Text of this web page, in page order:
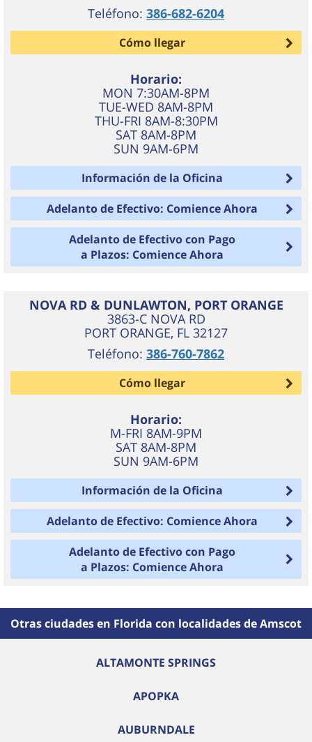
Teléfono: 386-682-6204
Cómo llegar
Horario:
MON 7:30AM-8PM
TUE-WED 8AM-8PM
THU-FRI 8AM-8:30PM
SAT 8AM-8PM
SUN 9AM-6PM
Información de la Oficina
Adelanto de Efectivo: Comience Ahora
Adelanto de Efectivo con Pago
a Plazos: Comience Ahora
NOVA RD & DUNLAWTON, PORT ORANGE
3863-C NOVA RD
PORT ORANGE, FL 32127
Teléfono: 386-760-7862
Cómo llegar
Horario:
M-FRI 8AM-9PM
SAT 8AM-8PM
SUN 9AM-6PM
Información de la Oficina
Adelanto de Efectivo: Comience Ahora
Adelanto de Efectivo con Pago
a Plazos: Comience Ahora
Otras ciudades en Florida con localidades de Amscot
ALTAMONTE SPRINGS
APOPKA
AUBURNDALE